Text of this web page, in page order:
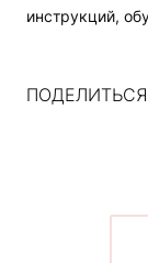
инструкций,